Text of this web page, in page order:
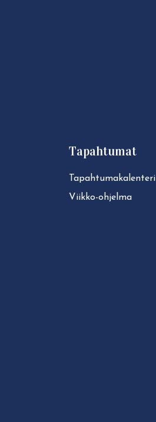
Tapahtumat
Ta­pah­tu­ma­ka­len­te­ri
Viikko-ohjelma